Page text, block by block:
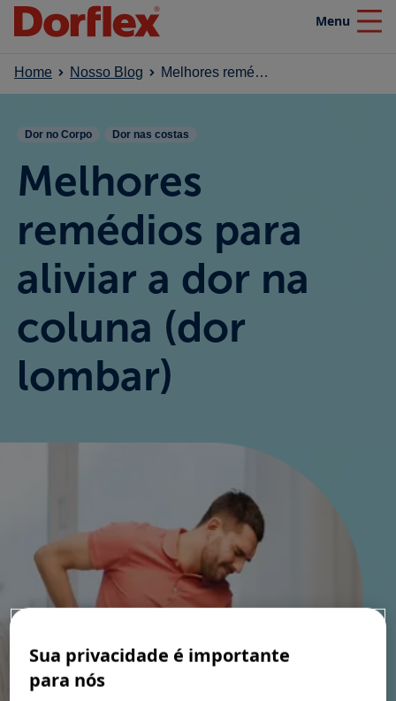
Menu
Close
Home
Efeito SuperaDor
Campanhas
Onde Comprar
Home Nosso Blog Melhores remédios para aliviar a dor na coluna (dor lombar)
Dor no Corpo Dor nas costas
Melhores
remédios para
aliviar a dor na
coluna (dor
lombar)
Sua privacidade é importante
para nós